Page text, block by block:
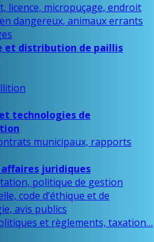
licence, micropuçage, endroit
dangereux, animaux errants
et distribution de paillis
technologies de
municipaux, rapports
juridiques
politique de gestion
code d’éthique et de
avis publics
et règlements, taxation…